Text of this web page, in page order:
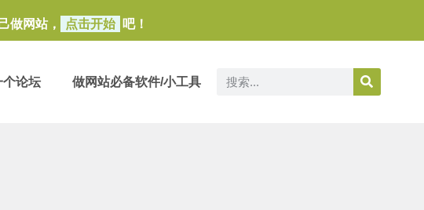
做网站， 点击开始 吧！
个论坛 做网站必备软件/小工具